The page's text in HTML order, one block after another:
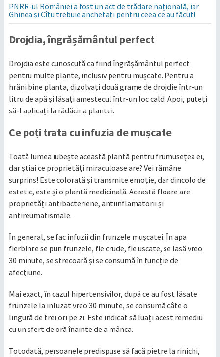
PNRR-ul României a fost un act de trădare națională, iar
Ghinea și Cîțu trebuie anchetați pentru ceea ce au făcut!
Drojdia, îngrășământul perfect
Drojdia este cunoscută ca fiind îngrășământul perfect
pentru multe plante, inclusiv pentru mușcate. Pentru a
hrăni bine planta, dizolvați două grame de drojdie într-un
litru de apă și lăsați amestecul într-un loc cald. Apoi, puteți
să-l aplicați la rădăcina plantei.
Ce poți trata cu infuzia de mușcate
Toată lumea iubește această plantă pentru frumusețea ei,
dar știai ce proprietăți miraculoase are? Vei rămâne
surprins! Este colorată și transmite emoție, dar dincolo de
estetic, este și o plantă medicinală. Această floare are
proprietăți antibacteriene, antiinflamatorii și
antireumatismale.
În general, se fac infuzii din frunzele mușcatei. În apa
fierbinte se pun frunzele, fie crude, fie uscate, se lasă vreo
30 minute, se strecoară și se consumă în funcție de
afecțiune.
Mai exact, în cazul hipertensivilor, după ce au fost lăsate
frunzele la infuzat vreo 30 minute, se consumă câte o
lingură de trei ori pe zi. Este indicat să luați acest remediu
cu un sfert de oră înainte de a mânca.
Totodată, persoanele predispuse să facă pietre la rinichi,